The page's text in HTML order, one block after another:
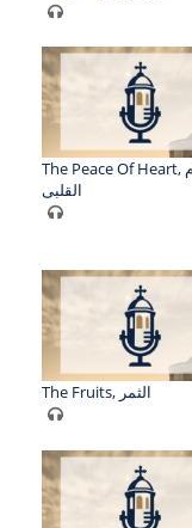
The Peace Of Heart, السلام
القلبى
The Fruits, الثمر